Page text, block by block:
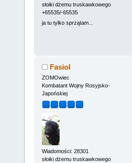
słoiki dżemu truskawkowego
+65535/-65535
ja tu tylko sprzątam...
Fasiol
ZOMOwiec
Kombatant Wojny Rosyjsko-
Japońskiej
Wiadomości: 28301
słoiki dżemu truskawkowego